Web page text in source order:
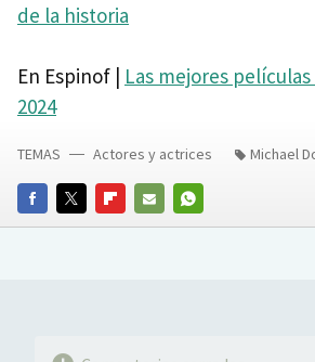
de la historia
En Espinof | Las mejores
2024
FACEBOOKTWITTERFLIPBOARD
E-
WHATSAPP
TEMAS Actores y actrices Michael